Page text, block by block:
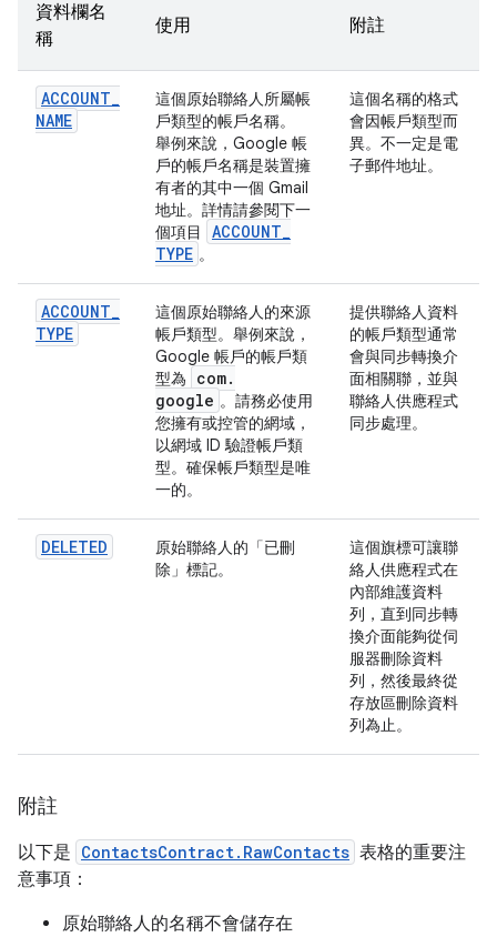
資料欄名
稱
使用 附註
ACCOUNT_
NAME
這個原始聯絡人所屬帳
戶類型的帳戶名稱。
舉例來說，Google 帳
戶的帳戶名稱是裝置擁
有者的其中一個 Gmail
地址。詳情請參閱下一
個項目
ACCOUNT_
TYPE 。
這個名稱的格式
會因帳戶類型而
異。不一定是電
子郵件地址。
ACCOUNT_
TYPE
這個原始聯絡人的來源
帳戶類型。舉例來說，
Google 帳戶的帳戶類
型為
com.
google 。請務必使用
您擁有或控管的網域，
以網域 ID 驗證帳戶類
型。確保帳戶類型是唯
一的。
提供聯絡人資料
的帳戶類型通常
會與同步轉換介
面相關聯，並與
聯絡人供應程式
同步處理。
DELETED
原始聯絡人的「已刪
除」標記。
這個旗標可讓聯
絡人供應程式在
內部維護資料
列，直到同步轉
換介面能夠從伺
服器刪除資料
列，然後最終從
存放區刪除資料
列為止。
附註
以下是 ContactsContract.RawContacts 表格的重要注
意事項：
原始聯絡人的名稱不會儲存在